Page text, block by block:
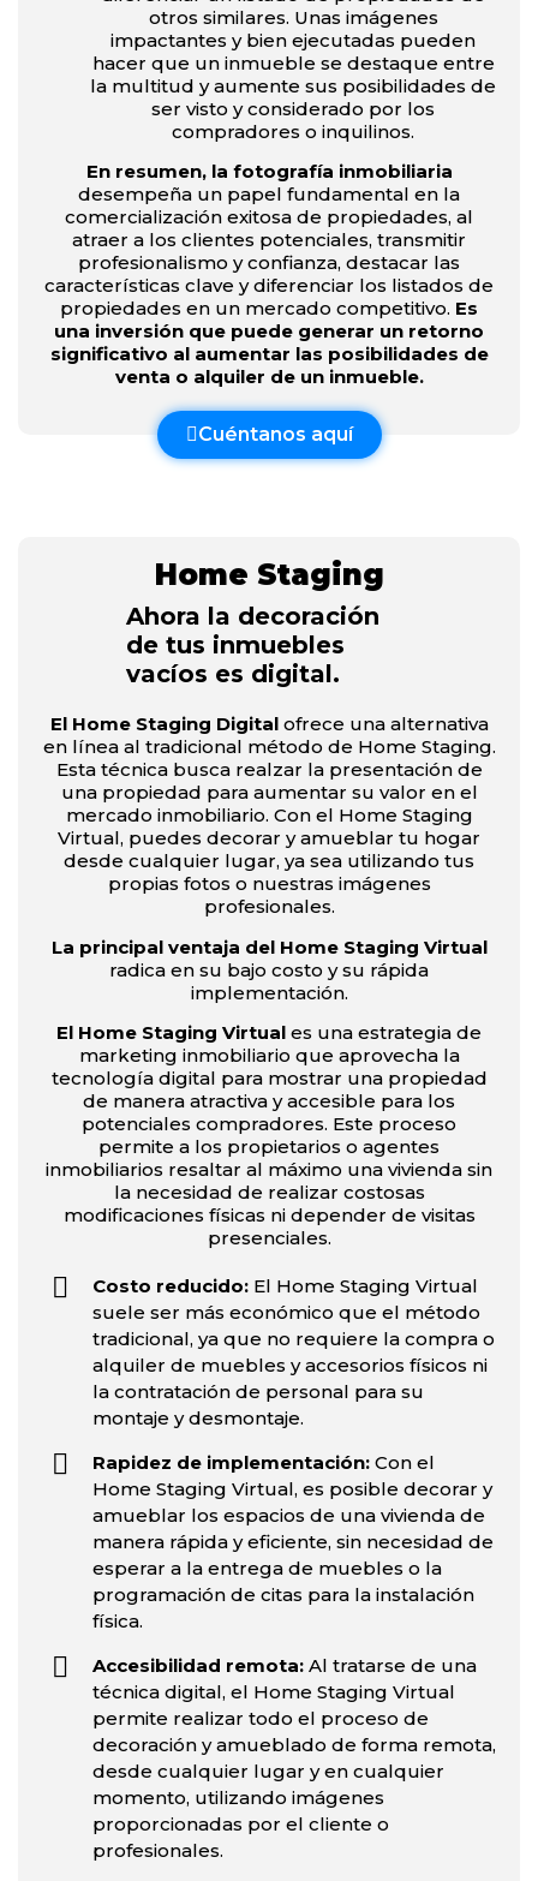
otros similares. Unas imágenes
impactantes y bien ejecutadas pueden
hacer que un inmueble se destaque entre
la multitud y aumente sus posibilidades de
ser visto y considerado por los
compradores o inquilinos.
En resumen, la fotografía inmobiliaria
desempeña un papel fundamental en la
comercialización exitosa de propiedades, al
atraer a los clientes potenciales, transmitir
profesionalismo y confianza, destacar las
características clave y diferenciar los listados de
propiedades en un mercado competitivo. Es
una inversión que puede generar un retorno
significativo al aumentar las posibilidades de
venta o alquiler de un inmueble.
Cuéntanos aquí
Home Staging
Ahora la decoración
de tus inmuebles
vacíos es digital.
El Home Staging Digitalofrece una alternativa
en línea al tradicional método de Home Staging.
Esta técnica busca realzar la presentación de
una propiedad para aumentar su valor en el
mercado inmobiliario. Con el Home Staging
Virtual, puedes decorar y amueblar tu hogar
desde cualquier lugar, ya sea utilizando tus
propias fotos o nuestras imágenes
profesionales.
La principal ventaja del Home Staging Virtual
radica en su bajo costo y su rápida
implementación.
El Home Staging Virtual es una estrategia de
marketing inmobiliario que aprovecha la
tecnología digital para mostrar una propiedad
de manera atractiva y accesible para los
potenciales compradores. Este proceso
permite a los propietarios o agentes
inmobiliarios resaltar al máximo una vivienda sin
la necesidad de realizar costosas
modificaciones físicas ni depender de visitas
presenciales.
Costo reducido: El Home Staging Virtual
suele ser más económico que el método
tradicional, ya que no requiere la compra o
alquiler de muebles y accesorios físicos ni
la contratación de personal para su
montaje y desmontaje.
Rapidez de implementación: Con el
Home Staging Virtual, es posible decorar y
amueblar los espacios de una vivienda de
manera rápida y eficiente, sin necesidad de
esperar a la entrega de muebles o la
programación de citas para la instalación
física.
Accesibilidad remota: Al tratarse de una
técnica digital, el Home Staging Virtual
permite realizar todo el proceso de
decoración y amueblado de forma remota,
desde cualquier lugar y en cualquier
momento, utilizando imágenes
proporcionadas por el cliente o
profesionales.